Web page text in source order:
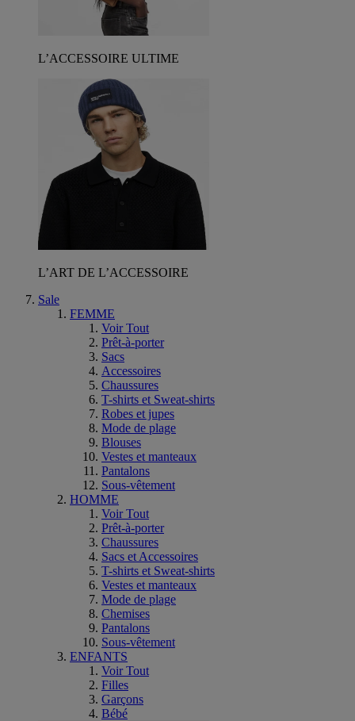
L’ACCESSOIRE ULTIME
L’ART DE L’ACCESSOIRE
Sale
FEMME
Voir Tout
Prêt-à-porter
Sacs
Accessoires
Chaussures
T-shirts et Sweat-shirts
Robes et jupes
Mode de plage
Blouses
Vestes et manteaux
Pantalons
Sous-vêtement
HOMME
Voir Tout
Prêt-à-porter
Chaussures
Sacs et Accessoires
T-shirts et Sweat-shirts
Vestes et manteaux
Mode de plage
Chemises
Pantalons
Sous-vêtement
ENFANTS
Voir Tout
Filles
Garçons
Bébé